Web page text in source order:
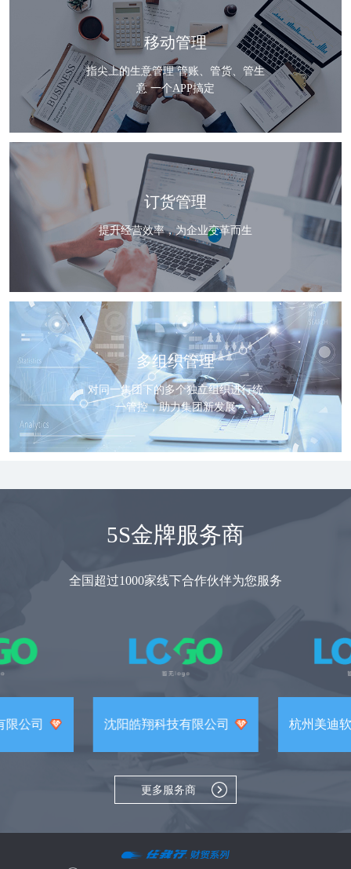
移动管理
指尖上的生意管理 管账、管货、管生
意 一个APP搞定
订货管理
提升经营效率，为企业变革而生
多组织管理
对同一集团下的多个独立组织进行统
一管控，助力集团新发展
5S金牌服务商
全国超过1000家线下合作伙伴为您服务
限公司 沈阳皓翔科技有限公司 杭州美迪
更多服务商